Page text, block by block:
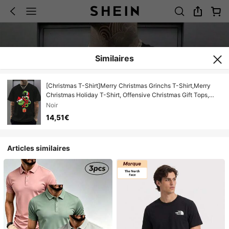
Similaires
[Christmas T-Shirt]Merry Christmas Grinchs T-Shirt,Merry
Christmas Holiday T-Shirt, Offensive Christmas Gift Tops,
Casual T-Shirt For Everyday Wear, Casual Outings Women's
And Men's T-Shirt,Featuring A Round Neck Design. It'S
Fashionable And Comfortable, Perfect For Everyday Casual
Noir
14,51€
Articles similaires